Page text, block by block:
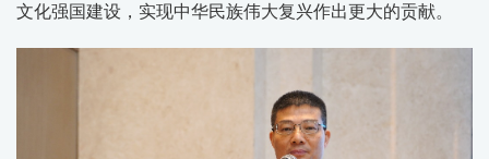
文化强国建设，实现中华民族伟大复兴作出更大的贡献。